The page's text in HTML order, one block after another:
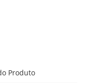
Produto